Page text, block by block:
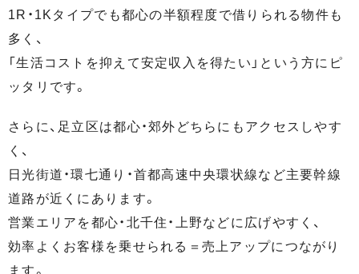
1R・1Kタイプでも都心の半額程度で借りられる物件も
多く、
「生活コストを抑えて安定収入を得たい」という方にピ
ッタリです。
さらに、足立区は都心・郊外どちらにもアクセスしやす
く、
日光街道・環七通り・首都高速中央環状線など主要幹線
道路が近くにあります。
営業エリアを都心・北千住・上野などに広げやすく、
効率よくお客様を乗せられる＝売上アップにつながり
ます。